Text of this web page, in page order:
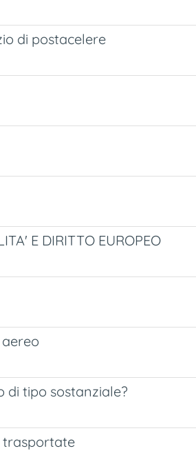
di postacelere
E DIRITTO EUROPEO
di tipo sostanziale?
trasportate